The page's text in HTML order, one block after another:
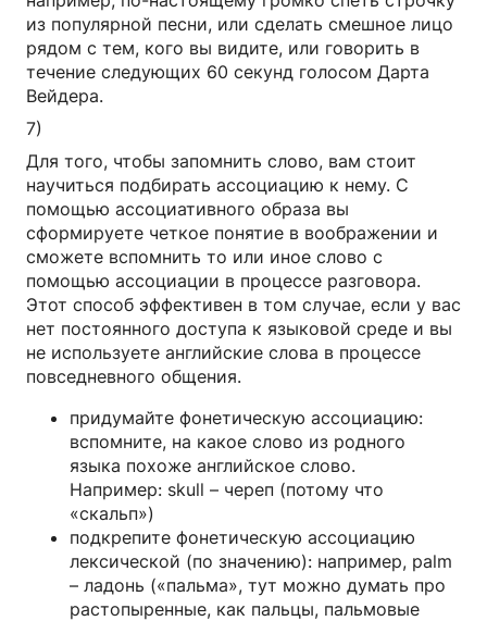
из популярной песни, или сделать смешное лицо
рядом с тем, кого вы видите, или говорить в
течение следующих 60 секунд голосом Дарта
Вейдера.
7)
Для того, чтобы запомнить слово, вам стоит
научиться подбирать ассоциацию к нему. С
помощью ассоциативного образа вы
сформируете четкое понятие в воображении и
сможете вспомнить то или иное слово с
помощью ассоциации в процессе разговора.
Этот способ эффективен в том случае, если у вас
нет постоянного доступа к языковой среде и вы
не используете английские слова в процессе
повседневного общения.
придумайте фонетическую ассоциацию:
вспомните, на какое слово из родного
языка похоже английское слово.
Например: skull – череп (потому что
«скальп»)
подкрепите фонетическую ассоциацию
лексической (по значению): например, palm
– ладонь («пальма», тут можно думать про
растопыренные, как пальцы, пальмовые